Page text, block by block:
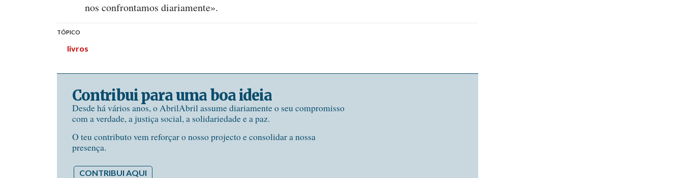
nos confrontamos diariamente».
TÓPICO
livros
Contribui para uma boa ideia
Desde há vários anos, o AbrilAbril assume diariamente o seu compromisso
com a verdade, a justiça social, a solidariedade e a paz.
O teu contributo vem reforçar o nosso projecto e consolidar a nossa
presença.
CONTRIBUI AQUI